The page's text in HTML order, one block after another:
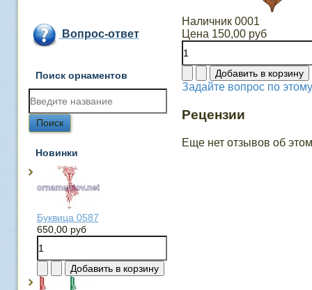
Вопрос-ответ
Поиск орнаментов
Новинки
Буквица 0587
650,00 руб
Наличник 0001
Цена 150,00 руб
Задайте вопрос по
Рецензии
Еще нет отзывов об